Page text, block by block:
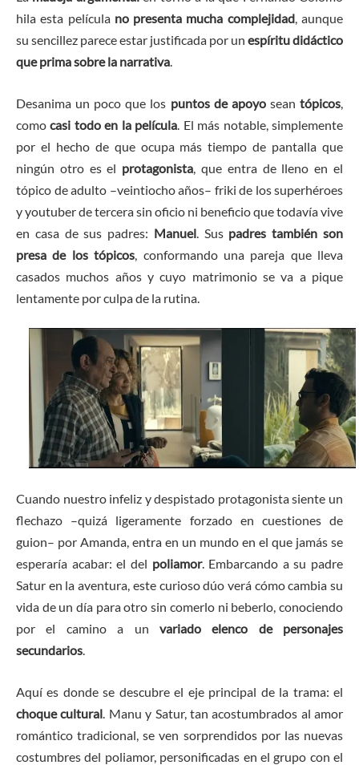
hila esta película no presenta mucha complejidad, aunque
su sencillez parece estar justificada por un espíritu didáctico
que prima sobre la narrativa.
Desanima un poco que los puntos de apoyoseantópicos
comocasi todo en la película . El más notable, simplemente
por el hecho de que ocupa más tiempo de pantalla que
ningún otro es el protagonista , que entra de lleno en el
tópico de adulto –veintiocho años– friki de los superhéroes
y youtuber de tercera sin oficio ni beneficio que todavía vive
en casa de sus padres: Manuel. Sus padres también son
presa de los tópicos , conformando una pareja que lleva
casados muchos años y cuyo matrimonio se va a pique
lentamente por culpa de la rutina.
Cuando nuestro infeliz y despistado protagonista siente un
flechazo –quizá ligeramente forzado en cuestiones de
guion– por Amanda, entra en un mundo en el que jamás se
esperaría acabar: el del poliamor. Embarcando a su padre
Satur en la aventura, este curioso dúo verá cómo cambia su
vida de un día para otro sin comerlo ni beberlo, conociendo
por el camino a un variado elenco de personajes
secundarios.
Aquí es donde se descubre el eje principal de la trama: el
choque cultural. Manu y Satur, tan acostumbrados al amor
romántico tradicional, se ven sorprendidos por las nuevas
costumbres del poliamor, personificadas en el grupo con el